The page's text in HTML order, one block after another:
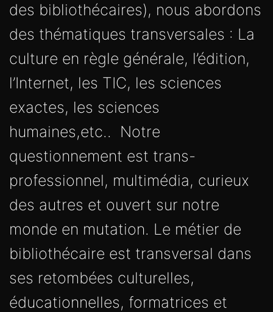
des bibliothécaires), nous abordons
des thématiques transversales : La
culture en règle générale, l’édition,
l’Internet, les TIC, les sciences
exactes, les sciences
humaines,etc.. Notre
questionnement est trans-
professionnel, multimédia, curieux
des autres et ouvert sur notre
monde en mutation. Le métier de
bibliothécaire est transversal dans
ses retombées culturelles,
éducationnelles, formatrices et